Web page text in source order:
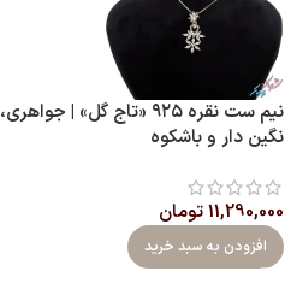
نیم ست نقره ۹۲۵ «تاج گل» | جواهری،
نگین‌ دار و باشکوه
11,290,000تومان
افزودن به سبد خرید